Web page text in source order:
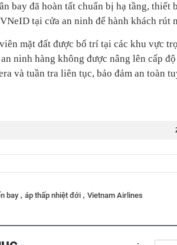
bay đã hoàn tất chuẩn bị hạ tầng,
tại cửa an ninh để hành khách rút
mặt đất được bố trí tại các khu vực
ninh hàng không được nâng lên cấp
và tuần tra liên tục, bảo đảm an toàn
bay , áp thấp nhiệt đới , Vietnam Airlines